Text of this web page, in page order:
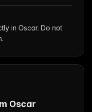
in Oscar. Do not
Oscar